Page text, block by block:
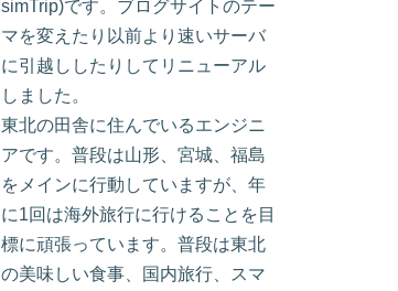
simTrip)です。ブログサイトのテー
マを変えたり以前より速いサーバ
に引越ししたりしてリニューアル
しました。
東北の田舎に住んでいるエンジニ
アです。普段は山形、宮城、福島
をメインに行動していますが、年
に1回は海外旅行に行けることを目
標に頑張っています。普段は東北
の美味しい食事、国内旅行、スマ